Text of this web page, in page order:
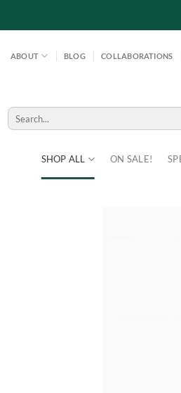
ABOUT BLOG COLLABORATIONS
SHOP ALL ON SALE!
Search
for: